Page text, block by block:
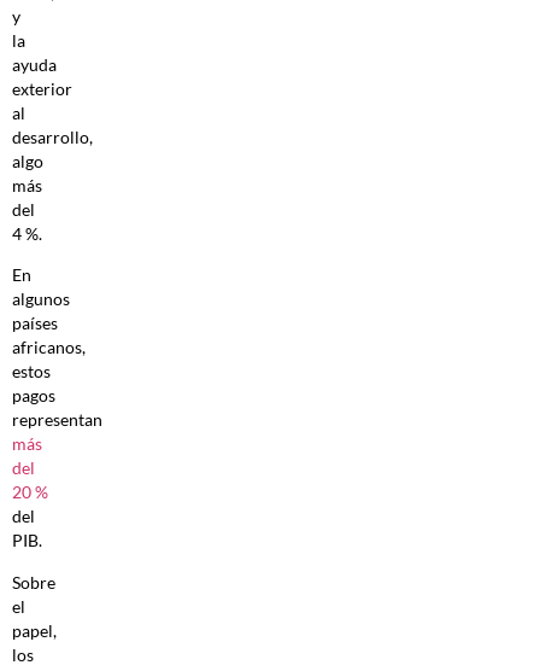
y
la
ayuda
exterior
al
desarrollo,
algo
más
del
4 %.
En
algunos
países
africanos,
estos
pagos
representan
más
del
20 %
del
PIB.
Sobre
el
papel,
los